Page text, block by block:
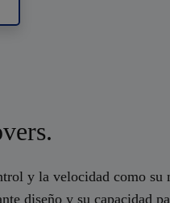
y la velocidad como su
diseño y su capacidad